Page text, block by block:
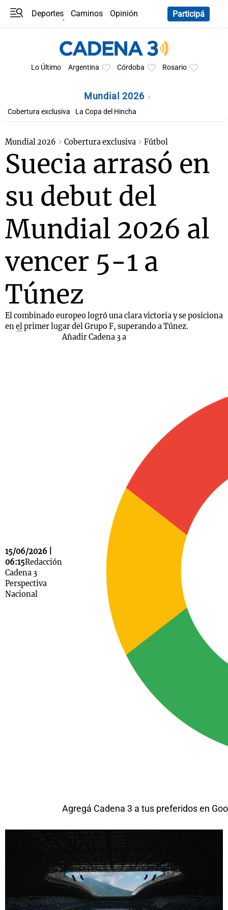
Deportes Caminos
Opinión
Participá
Lo Último Argentina Córdoba Rosario
Mundial 2026
Cobertura exclusiva La Copa del Hincha
Mundial 2026 Cobertura exclusiva Fútbol
Suecia arrasó en
su debut del
Mundial 2026 al
vencer 5-1 a
Túnez
El combinado europeo logró una clara victoria y se posiciona
en el primer lugar del Grupo F, superando a Túnez.
15/06/2026 |
06:15Redacción
Cadena 3
Perspectiva
Nacional
Añadir Cadena 3 a
Agregá Cadena 3 a tus preferidos en
Mundial 2026
La Sole en
Cadena 3